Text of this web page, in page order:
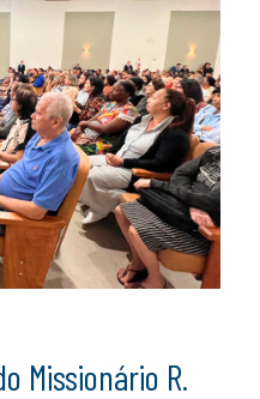
Missionário R.